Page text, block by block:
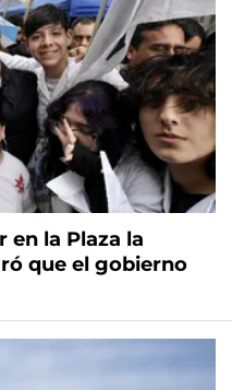
en la Plaza la
que el gobierno